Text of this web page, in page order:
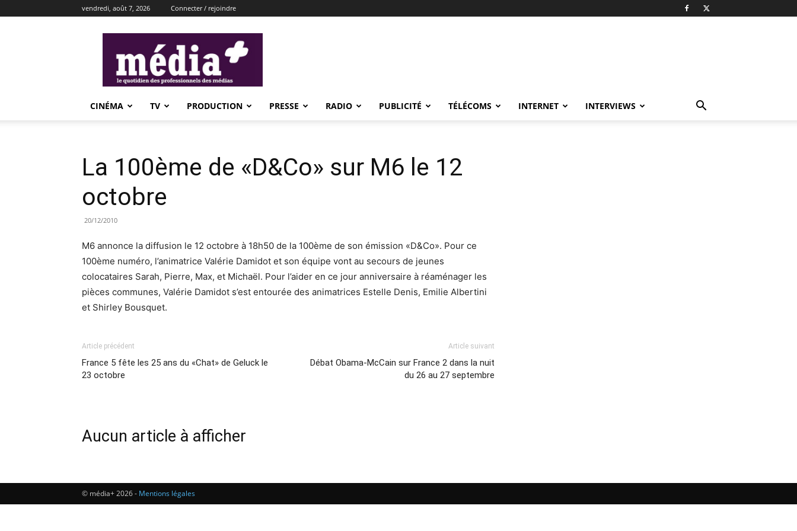
vendredi, août 7, 2026 Connecter / rejoindre
CINÉMA TV PRODUCTION PRESSE RADIO PUBLICITÉ TÉLÉCOMS INTERNET INTERVIEWS
La 100ème de «D&Co» sur M6 le 12
octobre
20/12/2010
M6 annonce la diffusion le 12 octobre à 18h50 de la 100ème de son émission «D&Co». Pour ce
100ème numéro, l’animatrice Valérie Damidot et son équipe vont au secours de jeunes
colocataires Sarah, Pierre, Max, et Michaël. Pour l’aider en ce jour anniversaire à réaménager les
pièces communes, Valérie Damidot s’est entourée des animatrices Estelle Denis, Emilie Albertini
et Shirley Bousquet.
Article précédent
France 5 fête les 25 ans du «Chat» de Geluck le
23 octobre
Article suivant
Débat Obama-McCain sur France 2 dans la nuit
du 26 au 27 septembre
Aucun article à afficher
© média+ 2026 - Mentions légales